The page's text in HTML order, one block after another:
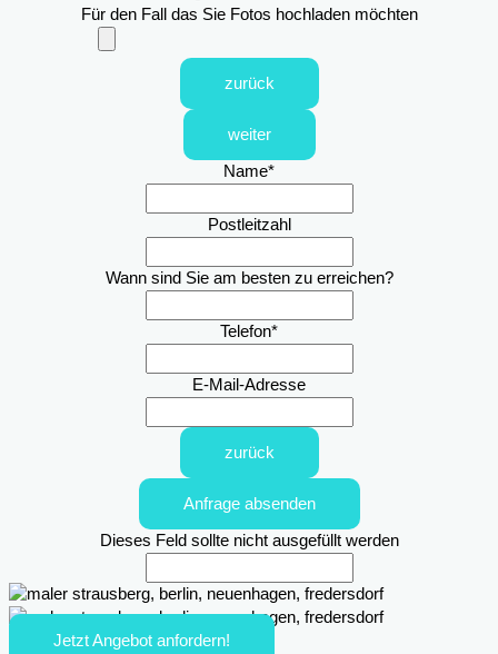
Für den Fall das Sie Fotos hochladen möchten
zurück
weiter
Name*
Postleitzahl
Wann sind Sie am besten zu erreichen?
Telefon*
E-Mail-Adresse
zurück
Anfrage absenden
Dieses Feld sollte nicht ausgefüllt werden
Jetzt Angebot anfordern!